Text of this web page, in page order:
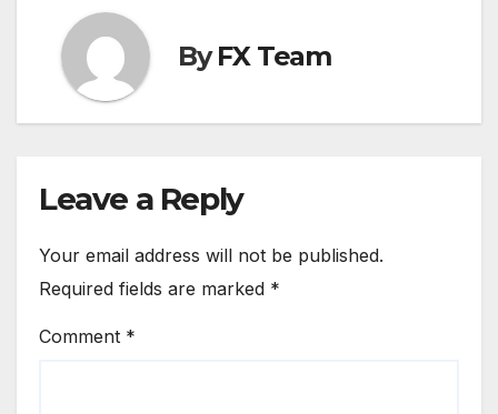
ByFX Team
Leave a Reply
Your email address will not be published.
Required fields are marked *
Comment *